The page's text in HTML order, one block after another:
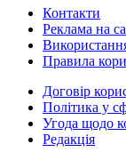
Контакти
Реклама на
Правила
Договір
Політика у
Угода щодо
Редакція